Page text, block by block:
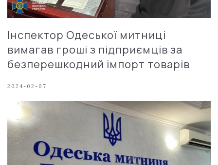
Інспектор Одеської митниці
вимагав гроші з підприємців за
безперешкодний імпорт товарів
2024-02-07